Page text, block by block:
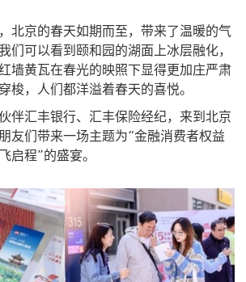
北京的春天如期而至，带来了温暖的气
们可以看到颐和园的湖面上冰层融化，
墙黄瓦在春光的映照下显得更加庄严肃
梭，人们都洋溢着春天的喜悦。
伴汇丰银行、汇丰保险经纪，来到北京
友们带来一场主题为“金融消费者权益
程”的盛宴。